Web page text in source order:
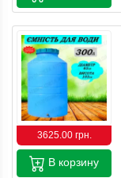
3625.00 грн.
В корзину